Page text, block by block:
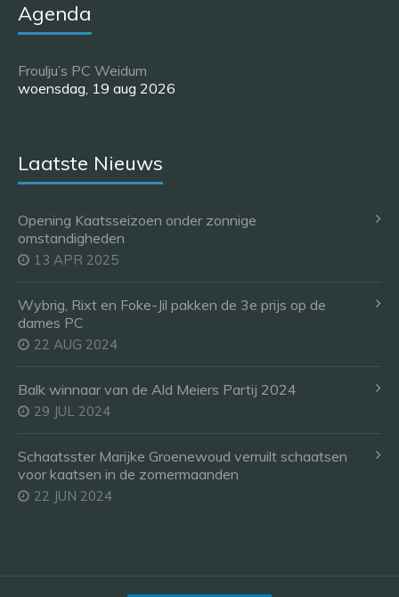
Agenda
Froulju’s PC Weidum
woensdag, 19 aug 2026
Laatste Nieuws
Opening Kaatsseizoen onder zonnige
omstandigheden
13 APR 2025
Wybrig, Rixt en Foke-Jil pakken de 3e prijs op de
dames PC
22 AUG 2024
Balk winnaar van de Ald Meiers Partij 2024
29 JUL 2024
Schaatsster Marijke Groenewoud verruilt schaatsen
voor kaatsen in de zomermaanden
22 JUN 2024